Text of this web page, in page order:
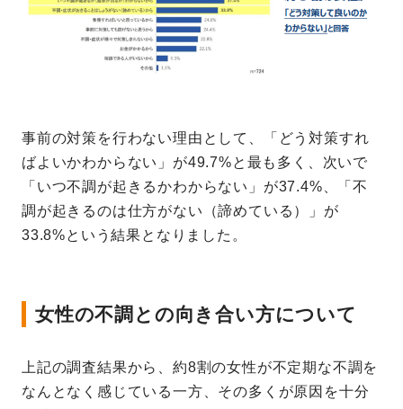
事前の対策を行わない理由として、「どう対策すれ
ばよいかわからない」が49.7%と最も多く、次いで
「いつ不調が起きるかわからない」が37.4%、「不
調が起きるのは仕方がない（諦めている）」が
33.8%という結果となりました。
女性の不調との向き合い方について
上記の調査結果から、約8割の女性が不定期な不調を
なんとなく感じている一方、その多くが原因を十分